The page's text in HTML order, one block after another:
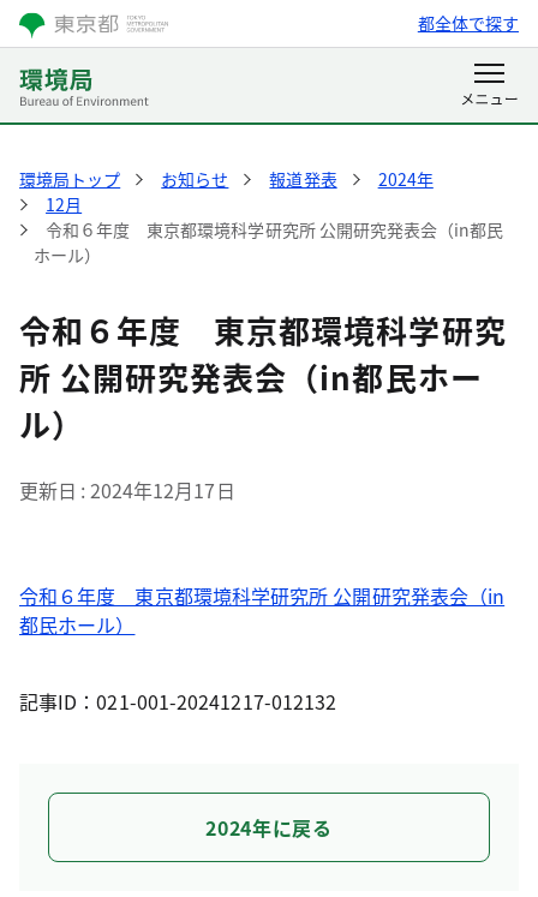
都全体で探す
環境局トップ お知らせ 報道発表
2024年
12月
令和６年度 東京都環境科学研究所 公開研究発表会（in都民
ホール）
令和６年度 東京都環境科学研究
所 公開研究発表会（in都民ホー
ル）
更新日 2024年12月17日
令和６年度 東京都環境科学研究所 公開研究発表会（in
都民ホール）
記事ID：021-001-20241217-012132
2024年に戻る